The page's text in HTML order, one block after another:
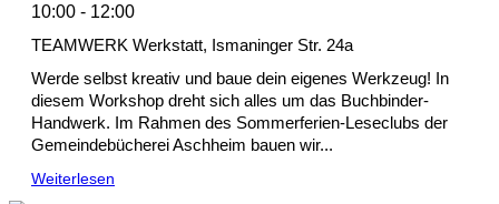
10:00 - 12:00
TEAMWERK Werkstatt, Ismaninger Str. 24a
Werde selbst kreativ und baue dein eigenes Werkzeug! In
diesem Workshop dreht sich alles um das Buchbinder-
Handwerk. Im Rahmen des Sommerferien-Leseclubs der
Gemeindebücherei Aschheim bauen wir...
Weiterlesen